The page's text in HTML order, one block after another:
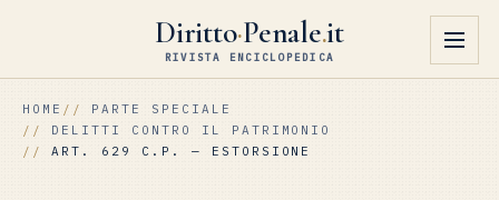
Diritto·Penale.it
RIVISTA ENCICLOPEDICA
HOME
PARTE SPECIALE
DELITTI CONTRO IL PATRIMONIO
ART. 629 C.P. — ESTORSIONE